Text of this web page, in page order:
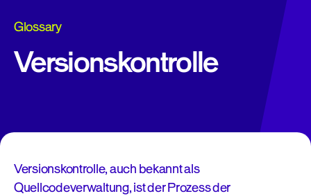
Glossary
Versionskontrolle
Versionskontrolle, auch bekannt als
Quellcodeverwaltung, ist der Prozess der